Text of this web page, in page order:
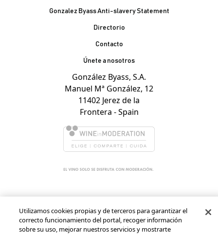
Gonzalez Byass Anti-slavery Statement
Contacto Pie de página
Directorio
Contacto
Únete a nosotros
González Byass, S.A.
Manuel Mª González, 12
11402 Jerez de la
Frontera - Spain
Utilizamos cookies propias y de terceros para garantizar el
correcto funcionamiento del portal, recoger información
sobre su uso, mejorar nuestros servicios y mostrarte